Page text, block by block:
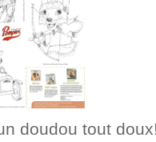
doudou tout